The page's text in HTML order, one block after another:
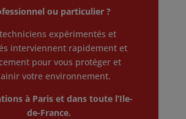
ou particulier ?
expérimentés et
interviennent rapidement et
pour vous protéger et
votre environnement.
à Paris et dans toute l’Ile-
de-France.